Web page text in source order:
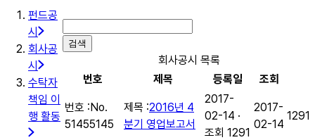
펀드공
시
회사공
시
수탁자
책임 이
행 활동
검색
회사공시 목록
번호
제목 등록일 조회
번호 :No.
51455145
제목 :2016년 4
분기 영업보고서
2017-
02-14 ·
조회 1291
2017-
02-14
1291